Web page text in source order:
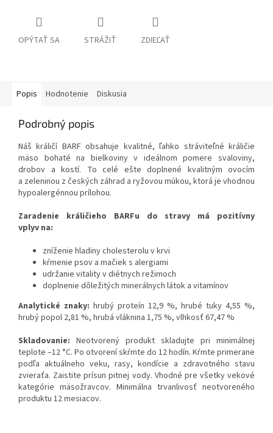
OPÝTAŤ SA STRÁŽIŤ ZDIEĽAŤ
Popis Hodnotenie Diskusia
Podrobný popis
Náš králičí BARF obsahuje kvalitné, ľahko stráviteľné králičie
mäso bohaté na bielkoviny v ideálnom pomere svaloviny,
drobov a kostí. To celé ešte doplnené kvalitným ovocím
a zeleninou z českých záhrad a ryžovou múkou, ktorá je vhodnou
hypoalergénnou prílohou.
Zaradenie králičieho BARFu do stravy má pozitívny
vplyv na:
zníženie hladiny cholesterolu v krvi
kŕmenie psov a mačiek s alergiami
udržanie vitality v diétnych režimoch
doplnenie dôležitých minerálnych látok a vitamínov
Analytické znaky: hrubý proteín 12,9 %, hrubé tuky 4,55 %,
hrubý popol 2,81 %, hrubá vláknina 1,75 %, vlhkosť 67,47 %
Skladovanie: Ne­otvorený produkt skladujte pri minimálnej
teplote –12 °C. Po otvorení skŕmte do 12 hodín. Kŕmte primerane
podľa aktuálneho veku, rasy, kondície a zdravotného stavu
zvieraťa. Zaistite prísun pitnej vody. Vhodné pre všetky vekové
kategórie mäsožravcov. Minimálna trvanlivosť neotvoreného
produktu 12 mesiacov.